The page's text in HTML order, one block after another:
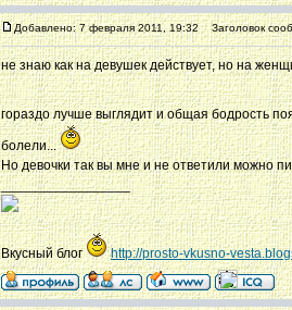
Добавлено: 7 февраля 2011, 19:32 Заголовок
не знаю как на девушек действует, но на
гораздо лучше выглядит и общая бодрость
болели...
Но девочки так вы мне и не ответили можно
_________________
Вкусный блог http://prosto-vkusno-